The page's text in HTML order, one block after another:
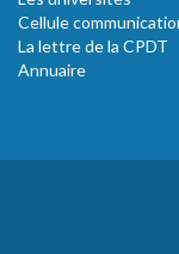
Cellule
La lettre de la CPDT
Annuaire